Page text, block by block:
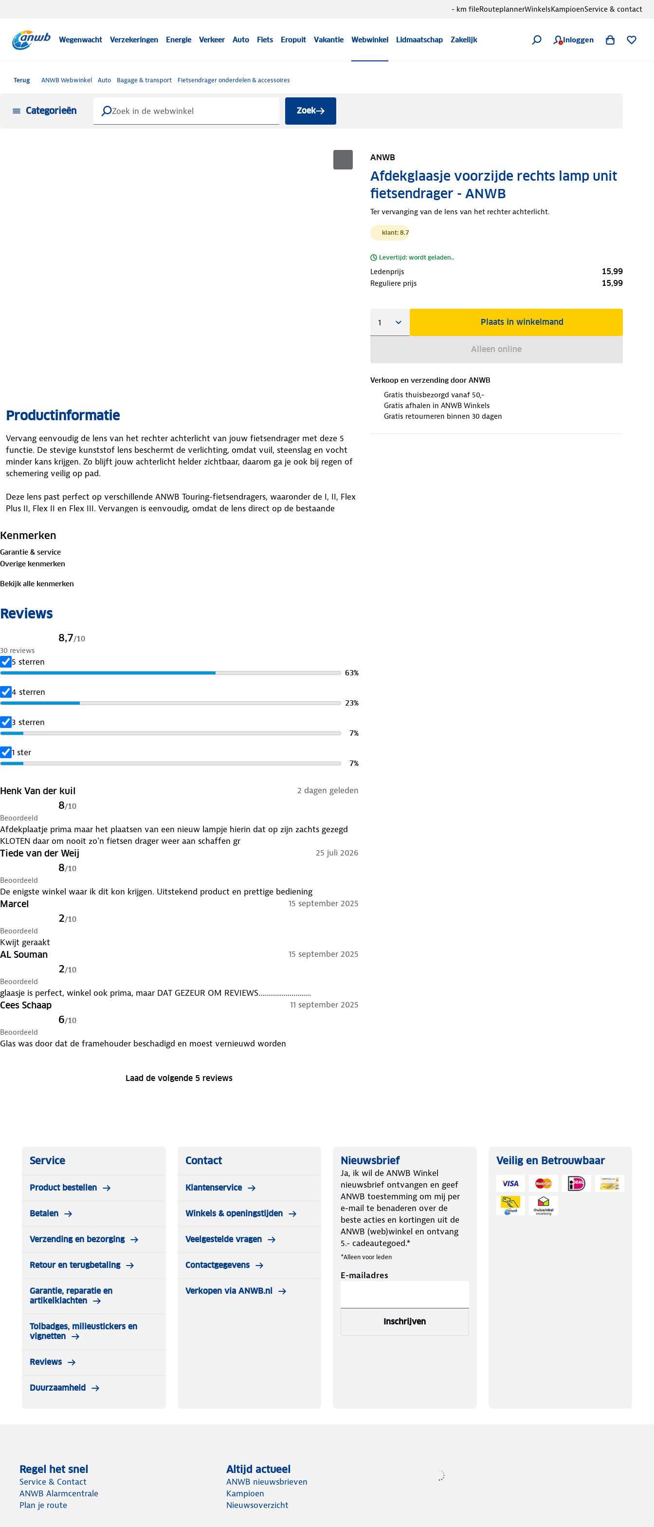
Wegenwacht Verzekeringen Energie Verkeer Auto Fiets Eropuit Vakantie Webwinkel Lidmaatschap Zakelijk Inloggen
- km fileRouteplannerWinkelsKampioenService & contact
Terug ANWB Webwinkel Auto Bagage & transport Fietsendrager onderdelen & accessoires
Categorieën Zoek
ANWB
Afdekglaasje voorzijde rechts lamp unit
fietsendrager - ANWB
Ter vervanging van de lens van het rechter achterlicht.
klant: 8.7
Levertijd: wordt geladen..
Ledenprijs 15,99
Reguliere prijs 15,99
Plaats in winkelmand
Alleen online
Verkoop en verzending door ANWB
Gratis thuisbezorgd vanaf 50,-
Gratis afhalen in ANWB Winkels
Gratis retourneren binnen 30 dagen
Productinformatie
Vervang eenvoudig de lens van het rechter achterlicht van jouw fietsendrager met deze 5
functie. De stevige kunststof lens beschermt de verlichting, omdat vuil, steenslag en vocht
minder kans krijgen. Zo blijft jouw achterlicht helder zichtbaar, daarom ga je ook bij regen of
schemering veilig op pad.
Deze lens past perfect op verschillende ANWB Touring-fietsendragers, waaronder de I, II, Flex
Plus II, Flex II en Flex III. Vervangen is eenvoudig, omdat de lens direct op de bestaande
Kenmerken
Garantie & service
Overige kenmerken
Bekijk alle kenmerken
Reviews
8,7/10
30 reviews
5 sterren
63%
4 sterren
23%
3 sterren
7%
1 ster
7%
Henk Van der kuil 2 dagen geleden
8/10
Beoordeeld
Afdekplaatje prima maar het plaatsen van een nieuw lampje hierin dat op zijn zachts gezegd
KLOTEN daar om nooit zo'n fietsen drager weer aan schaffen gr
Tiede van der Weij 25 juli 2026
8/10
Beoordeeld
De enigste winkel waar ik dit kon krijgen. Uitstekend product en prettige bediening
Marcel 15 september 2025
2/10
Beoordeeld
Kwijt geraakt
AL Souman 15 september 2025
2/10
Beoordeeld
glaasje is perfect, winkel ook prima, maar DAT GEZEUR OM REVIEWS...........................
Cees Schaap 11 september 2025
6/10
Beoordeeld
Glas was door dat de framehouder beschadigd en moest vernieuwd worden
Laad de volgende 5 reviews
Service
Product bestellen
Betalen
Verzending en bezorging
Retour en terugbetaling
Garantie, reparatie en
artikelklachten
Tolbadges, milieustickers en
vignetten
Reviews
Duurzaamheid
Contact
Klantenservice
Winkels & openingstijden
Veelgestelde vragen
Contactgegevens
Verkopen via ANWB.nl
Nieuwsbrief
Ja, ik wil de ANWB Winkel
nieuwsbrief ontvangen en geef
ANWB toestemming om mij per
e-mail te benaderen over de
beste acties en kortingen uit de
ANWB (web)winkel en ontvang
5.- cadeautegoed.*
*Alleen voor leden
E-mailadres
Inschrijven
Veilig en Betrouwbaar
Regel het snel
Service & Contact
ANWB Alarmcentrale
Plan je route
Altijd actueel
ANWB nieuwsbrieven
Kampioen
Nieuwsoverzicht